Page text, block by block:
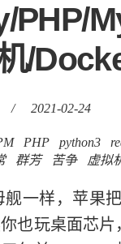
PHP/
/
/ 2021-02-24
PHP python3
群芳 苦争 虚拟
一样，苹果
也玩桌面芯